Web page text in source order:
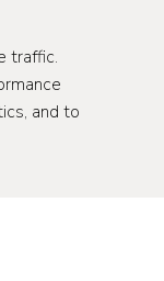
traffic.
and to